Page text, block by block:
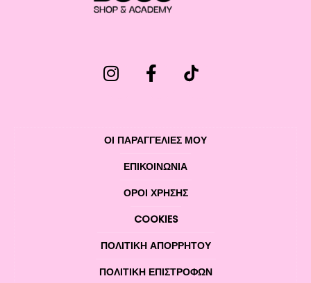
ΟΙ ΠΑΡΑΓΓΕΛΙΕΣ ΜΟΥ
ΕΠΙΚΟΙΝΩΝΊΑ
ΌΡΟΙ ΧΡΉΣΗΣ
COOKIES
ΠΟΛΙΤΙΚΉ ΑΠΟΡΡΉΤΟΥ
ΠΟΛΙΤΙΚΉ ΕΠΙΣΤΡΟΦΏΝ